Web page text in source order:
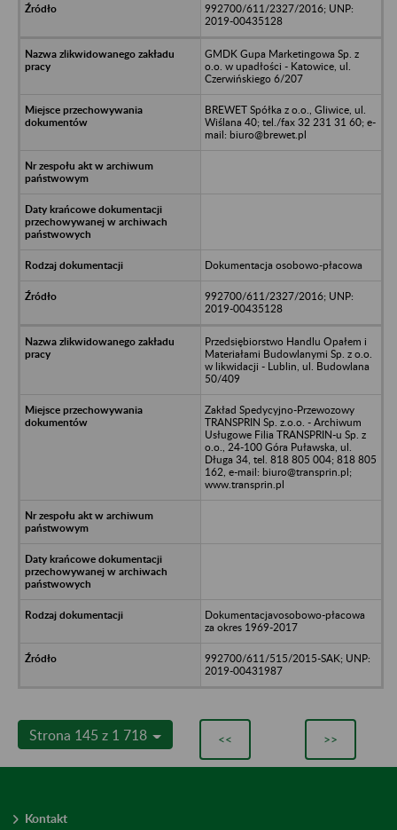
992700/611/2327/2016; UNP:
2019-00435128
GMDK Gupa Marketingowa Sp. z
o.o. w upadłości - Katowice, ul.
Czerwińskiego 6/207
BREWET Spółka z o.o., Gliwice, ul.
Wiślana 40; tel./fax 32 231 31 60; e-
mail: biuro@brewet.pl
Dokumentacja osobowo-płacowa
992700/611/2327/2016; UNP:
2019-00435128
Przedsiębiorstwo Handlu Opałem i
Materiałami Budowlanymi Sp. z o.o.
w likwidacji - Lublin, ul. Budowlana
50/409
Zakład Spedycyjno-Przewozowy
TRANSPRIN Sp. z.o.o. - Archiwum
Usługowe Filia TRANSPRIN-u Sp. z
o.o., 24-100 Góra Puławska, ul.
Długa 34, tel. 818 805 004; 818 805
162, e-mail: biuro@transprin.pl;
www.transprin.pl
Dokumentacjavosobowo-płacowa
za okres 1969-2017
992700/611/515/2015-SAK; UNP:
2019-00431987
Strona 145 z 1 718 << >>
Kontakt